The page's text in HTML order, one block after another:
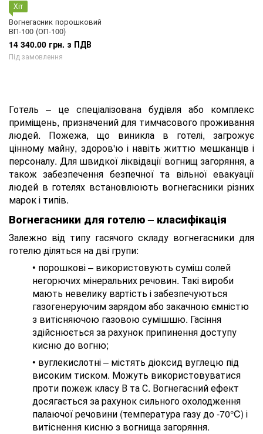
Хіт
Вогнегасник порошковий
ВП-100 (ОП-100)
14 340.00 грн. з ПДВ
Під замовлення
Готель – це спеціалізована будівля або комплекс
приміщень, призначений для тимчасового проживання
людей. Пожежа, що виникла в готелі, загрожує
цінному майну, здоров'ю і навіть життю мешканців і
персоналу. Для швидкої ліквідації вогнищ загоряння, а
також забезпечення безпечної та вільної евакуації
людей в готелях встановлюють вогнегасники різних
марок і типів.
Вогнегасники для готелю – класифікація
Залежно від типу гасячого складу вогнегасники для
готелю діляться на дві групи:
• порошкові – використовують суміш солей
негорючих мінеральних речовин. Такі вироби
мають невелику вартість і забезпечуються
газогенеруючим зарядом або закачною ємністю
з витісняючою газовою сумішшю. Гасіння
здійснюється за рахунок припинення доступу
кисню до вогню;
• вуглекислотні – містять діоксид вуглецю під
високим тиском. Можуть використовуватися
проти пожеж класу В та С. Вогнегасний ефект
досягається за рахунок сильного охолодження
палаючої речовини (температура газу до -70°C) і
витіснення кисню з вогнища загоряння.